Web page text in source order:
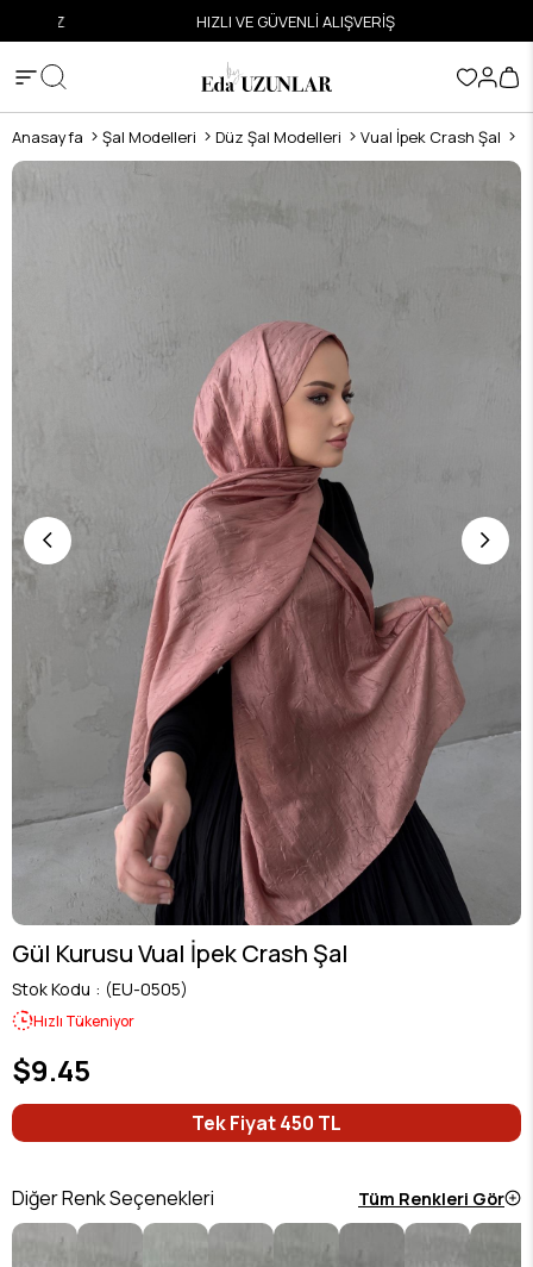
HIZLI VE GÜVENLİ ALIŞVERİŞ
Anasayfa Şal Modelleri Düz Şal Modelleri Vual İpek Crash Şal
Gül Kurusu Vual İpek Crash Şal
Stok Kodu (EU-0505)
Hızlı Tükeniyor
$9.45
Tek Fiyat 450 TL
Diğer Renk Seçenekleri Tüm Renkleri Gör